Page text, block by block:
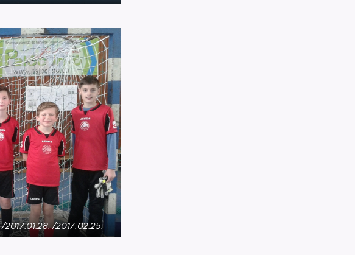
/2017.01.28. /2017.02.25.